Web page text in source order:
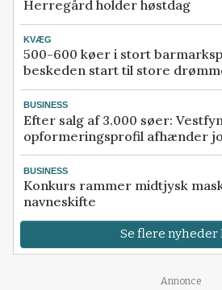
Herregård holder høstdag
KVÆG
500-600 køer i stort
beskeden start til store
BUSINESS
Efter salg af 3.000 søer:
opformeringsprofil afhænder
BUSINESS
Konkurs rammer midtjysk
navneskifte
Se flere nyheder
Annonce